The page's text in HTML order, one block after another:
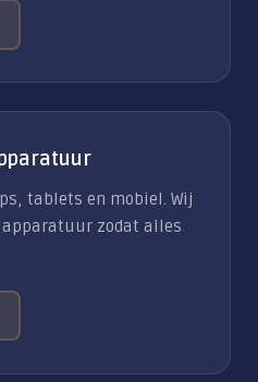
tablets en mobiel. Wij
apparatuur zodat alles